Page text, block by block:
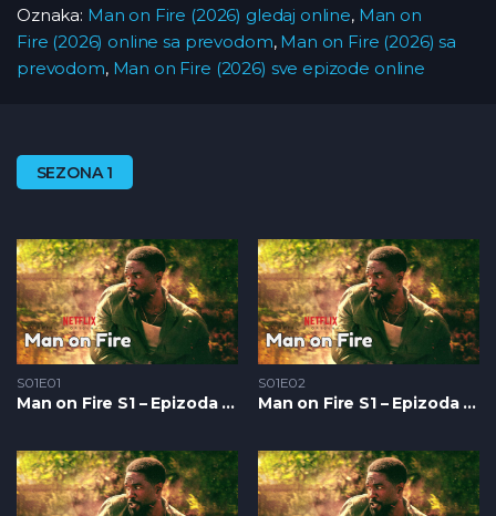
Oznaka: Man on Fire (2026) gledaj online, Man on
Fire (2026) online sa prevodom, Man on Fire (2026) sa
prevodom, Man on Fire (2026) sve epizode online
SEZONA 1
S01E01
Man on Fire S1 – Epizoda 01
S01E02
Man on Fire S1 – Epizoda 02